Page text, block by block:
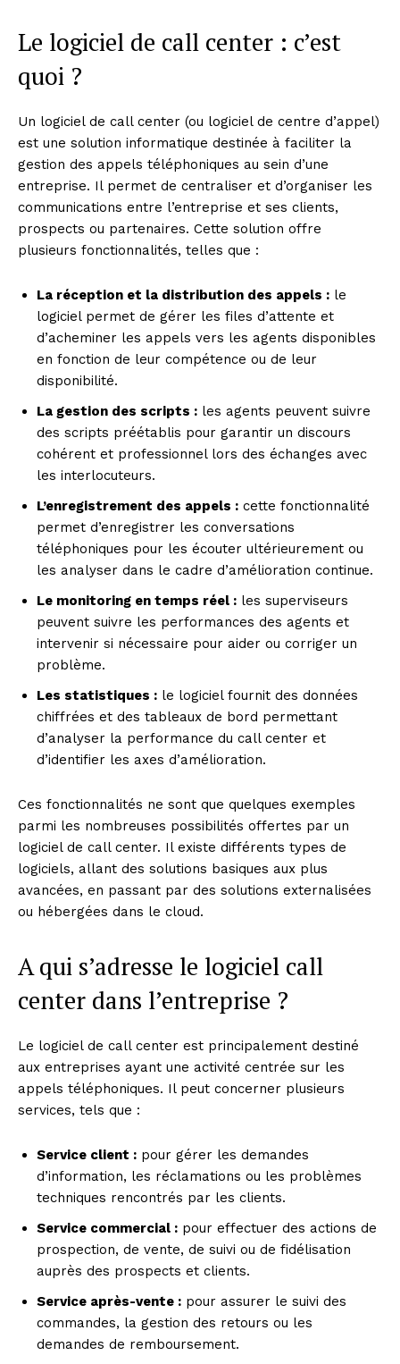
Le logiciel de call center : c’est
quoi ?
Un logiciel de call center (ou logiciel de centre d’appel)
est une solution informatique destinée à faciliter la
gestion des appels téléphoniques au sein d’une
entreprise. Il permet de centraliser et d’organiser les
communications entre l’entreprise et ses clients,
prospects ou partenaires. Cette solution offre
plusieurs fonctionnalités, telles que :
La réception et la distribution des appels : le
logiciel permet de gérer les files d’attente et
d’acheminer les appels vers les agents disponibles
en fonction de leur compétence ou de leur
disponibilité.
La gestion des scripts : les agents peuvent suivre
des scripts préétablis pour garantir un discours
cohérent et professionnel lors des échanges avec
les interlocuteurs.
L’enregistrement des appels : cette fonctionnalité
permet d’enregistrer les conversations
téléphoniques pour les écouter ultérieurement ou
les analyser dans le cadre d’amélioration continue.
Le monitoring en temps réel : les superviseurs
peuvent suivre les performances des agents et
intervenir si nécessaire pour aider ou corriger un
problème.
Les statistiques : le logiciel fournit des données
chiffrées et des tableaux de bord permettant
d’analyser la performance du call center et
d’identifier les axes d’amélioration.
Ces fonctionnalités ne sont que quelques exemples
parmi les nombreuses possibilités offertes par un
logiciel de call center. Il existe différents types de
logiciels, allant des solutions basiques aux plus
avancées, en passant par des solutions externalisées
ou hébergées dans le cloud.
A qui s’adresse le logiciel call
center dans l’entreprise ?
Le logiciel de call center est principalement destiné
aux entreprises ayant une activité centrée sur les
appels téléphoniques. Il peut concerner plusieurs
services, tels que :
Service client : pour gérer les demandes
d’information, les réclamations ou les problèmes
techniques rencontrés par les clients.
Service commercial : pour effectuer des actions de
prospection, de vente, de suivi ou de fidélisation
auprès des prospects et clients.
Service après-vente : pour assurer le suivi des
commandes, la gestion des retours ou les
demandes de remboursement.